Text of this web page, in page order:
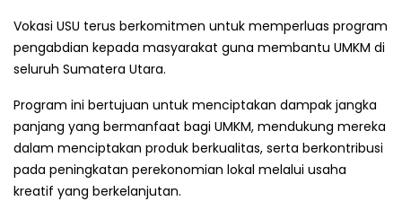
Vokasi USU terus berkomitmen untuk memperluas program
pengabdian kepada masyarakat guna membantu UMKM di
seluruh Sumatera Utara.
Program ini bertujuan untuk menciptakan dampak jangka
panjang yang bermanfaat bagi UMKM, mendukung mereka
dalam menciptakan produk berkualitas, serta berkontribusi
pada peningkatan perekonomian lokal melalui usaha
kreatif yang berkelanjutan.